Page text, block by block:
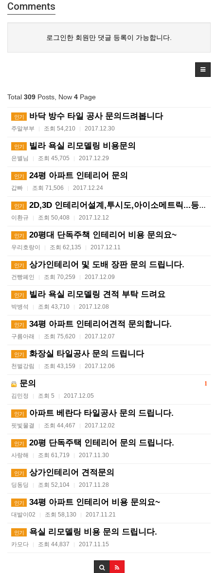
Comments
로그인한 회원만 댓글 등록이 가능합니다.
Total 309 Posts, Now 4 Page
인기 바닥 방수 타일 공사 문의드려봅니다
주말부부 | 조회 54,210 | 2017.12.30
인기 빌라 욕실 리모델링 비용문의
은별님 | 조회 45,705 | 2017.12.29
인기 24평 아파트 인테리어 문의
갑빠 | 조회 71,506 | 2017.12.24
인기 2D,3D 인테리어설계,투시도,아이소메트릭...등 해 …
이환규 | 조회 50,408 | 2017.12.12
인기 20평대 단독주책 인테리어 비용 문의요~
우리호랑이 | 조회 62,135 | 2017.12.11
인기 상가인테리어 및 도배 장판 문의 드립니다.
건빵폐인 | 조회 70,259 | 2017.12.09
인기 빌라 욕실 리모델링 견적 부탁 드려요
박병석 | 조회 43,710 | 2017.12.08
인기 34평 아파트 인테리어견적 문의합니다.
구름아래 | 조회 75,620 | 2017.12.07
인기 화장실 타일공사 문의 드립니다
천벌강림 | 조회 43,159 | 2017.12.06
1
문의
김민정 | 조회 5 | 2017.12.05
인기 아파트 베란다 타일공사 문의 드립니다.
핏빛물결 | 조회 44,467 | 2017.12.02
인기 20평 단독주택 인테리어 문의 드립니다.
사랑해 | 조회 61,719 | 2017.11.30
인기 상가인테리어 견적문의
딩동딩 | 조회 52,104 | 2017.11.28
인기 34평 아파트 인테리어 비용 문의요~
대발이02 | 조회 58,130 | 2017.11.21
인기 욕실 리모델링 비용 문의 드립니다.
카모다 | 조회 44,837 | 2017.11.15